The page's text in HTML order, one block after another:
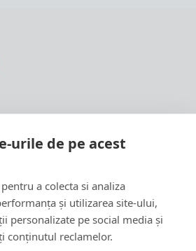
urile de pe acest
a colecta si analiza
și utilizarea site-ului,
personalizate pe social media și
conținutul reclamelor.